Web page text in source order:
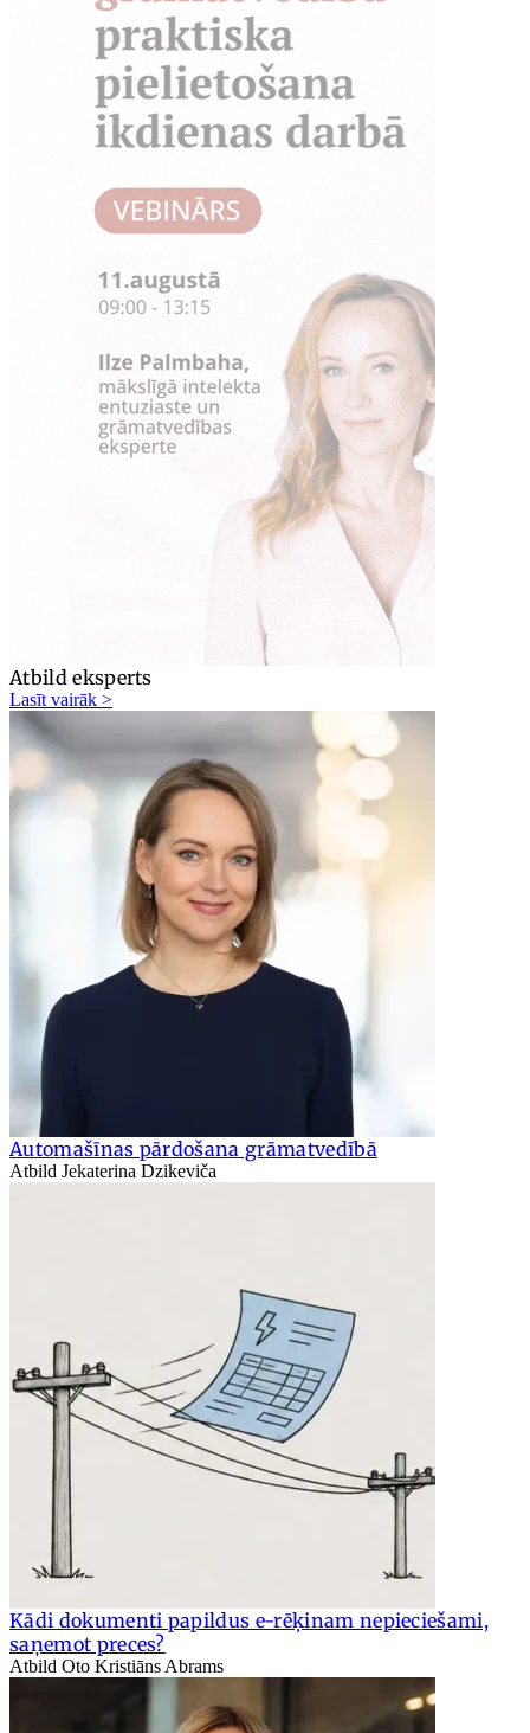
Atbild eksperts
Lasīt vairāk >
Automašīnas pārdošana grāmatvedībā
Atbild Jekaterina Dzikeviča
Kādi dokumenti papildus e-rēķinam nepieciešami,
saņemot preces?
Atbild Oto Kristiāns Abrams